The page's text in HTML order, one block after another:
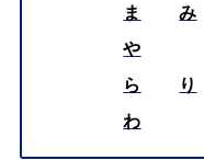
ま
み
や
ら
り
わ